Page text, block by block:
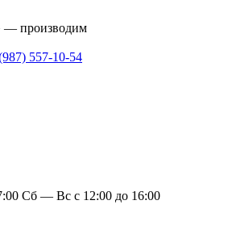
— производим
557-10-54
Сб — Вс с 12:00 до 16:00